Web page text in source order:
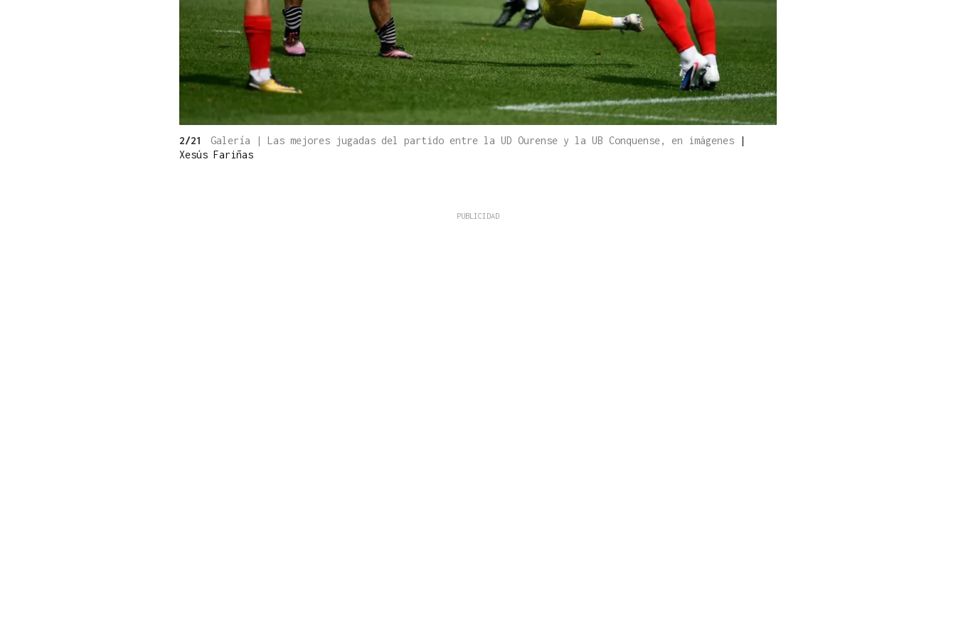
2/21 Galería | Las mejores jugadas del partido entre la UD Ourense y la UB Conquense, en imágenes
|
Xesús Fariñas